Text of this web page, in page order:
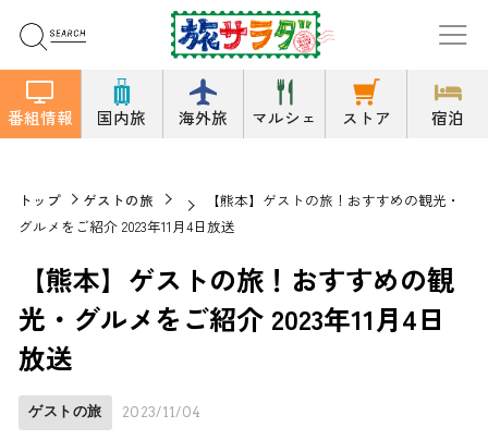
番組情報 国内旅 海外旅 マルシェ ストア 宿泊
トップ ゲストの旅
【熊本】ゲストの旅！おすすめの観光・
グルメをご紹介 2023年11月4日放送
【熊本】ゲストの旅！おすすめの観
光・グルメをご紹介 2023年11月4日
放送
ゲストの旅 2023/11/04